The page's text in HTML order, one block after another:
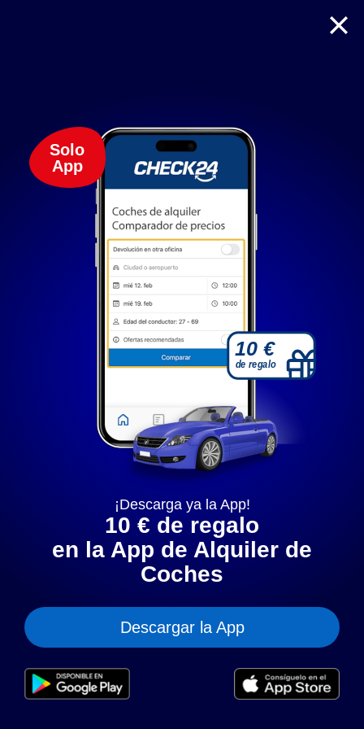
Antes de seguir
Al hacer clic en "Aceptar todas" nos permites mejorar
continuamente tu experiencia de navegación mediante
cookies. Así podemos mostrarte publicidad personalizada y
ofertas relevantes con nuestros socios. Con "Configurar"
puedes establecer tus preferencias personales. También
puedes cambiar esta configuración en cualquier momento.
guardan las cookies técnicamente necesarias.
Aceptar todas
Solo
App
10 €
de regalo
¡Descarga ya la App!
10 € de regalo
en la App de Alquiler de
Coches
Descargar la App